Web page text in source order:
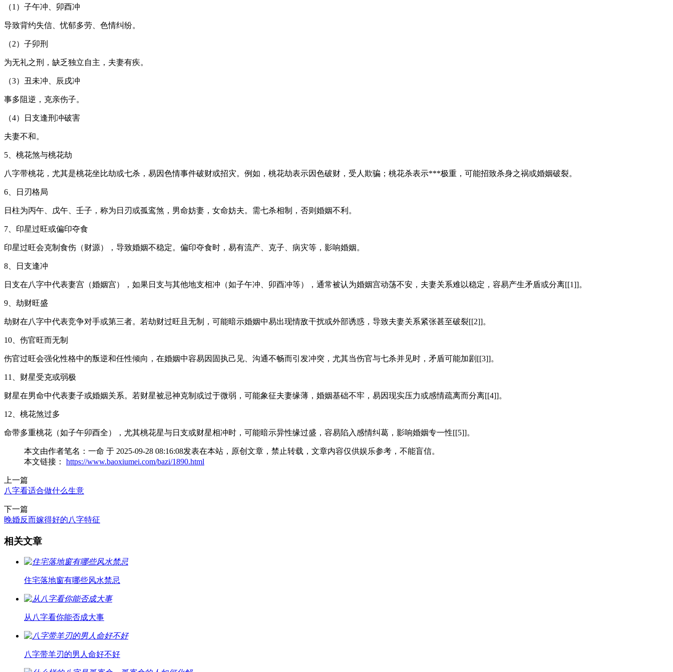
（1）子午冲、卯酉冲
导致背约失信、忧郁多劳、色情纠纷。
（2）子卯刑
为无礼之刑，缺乏独立自主，夫妻有疾。
（3）丑未冲、辰戌冲
事多阻逆，克亲伤子。
（4）日支逢刑冲破害
夫妻不和。
5、桃花煞与桃花劫
八字带桃花，尤其是桃花坐比劫或七杀，易因色情事件破财或招灾。例如，桃花劫表示因色破财，受人欺骗；桃花杀表示***极重，可能招致杀身之祸或婚姻破裂。
6、日刃格局
日柱为丙午、戊午、壬子，称为日刃或孤鸾煞，男命妨妻，女命妨夫。需七杀相制，否则婚姻不利。
7、印星过旺或偏印夺食
印星过旺会克制食伤（财源），导致婚姻不稳定。偏印夺食时，易有流产、克子、病灾等，影响婚姻。
8、日支逢冲
日支在八字中代表妻宫（婚姻宫），如果日支与其他地支相冲（如子午冲、卯酉冲等），通常被认为婚姻宫动荡不安，夫妻关系难以稳定，容易产生矛盾或分离[[1]]。
9、劫财旺盛
劫财在八字中代表竞争对手或第三者。若劫财过旺且无制，可能暗示婚姻中易出现情敌干扰或外部诱惑，导致夫妻关系紧张甚至破裂[[2]]。
10、伤官旺而无制
伤官过旺会强化性格中的叛逆和任性倾向，在婚姻中容易因固执己见、沟通不畅而引发冲突，尤其当伤官与七杀并见时，矛盾可能加剧[[3]]。
11、财星受克或弱极
财星在男命中代表妻子或婚姻关系。若财星被忌神克制或过于微弱，可能象征夫妻缘薄，婚姻基础不牢，易因现实压力或感情疏离而分离[[4]]。
12、桃花煞过多
命带多重桃花（如子午卯酉全），尤其桃花星与日支或财星相冲时，可能暗示异性缘过盛，容易陷入感情纠葛，影响婚姻专一性[[5]]。
本文由作者笔名：一命 于 2025-09-28 08:16:08发表在本站，原创文章，禁止转载，文章内容仅供娱乐参考，不能盲信。
本文链接： https://www.baoxiumei.com/bazi/1890.html
上一篇
八字看适合做什么生意
下一篇
晚婚反而嫁得好的八字特征
相关文章
住宅落地窗有哪些风水禁忌
从八字看你能否成大事
八字带羊刃的男人命好不好